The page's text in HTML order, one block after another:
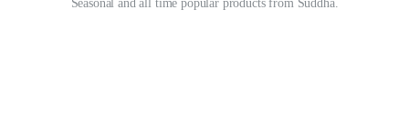
Seasonal and all time popular products from Suddha.